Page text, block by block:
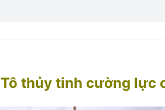
Tô thủy tinh cường lực